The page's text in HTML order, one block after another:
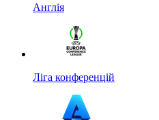
Англія
Ліга конференцій